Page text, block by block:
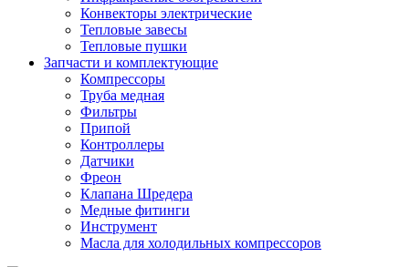
Конвекторы электрические
Тепловые завесы
Тепловые пушки
Запчасти и комплектующие
Компрессоры
Труба медная
Фильтры
Припой
Контроллеры
Датчики
Фреон
Клапана Шредера
Медные фитинги
Инструмент
Масла для холодильных компрессоров